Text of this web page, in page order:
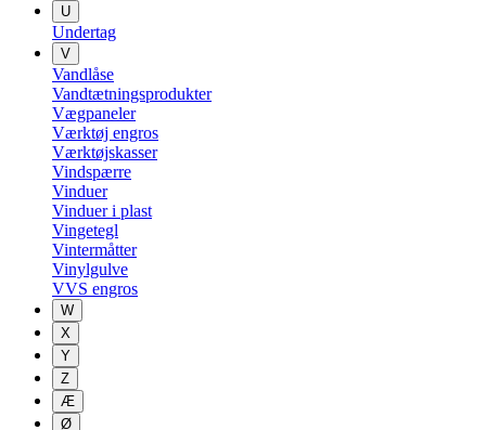
U
Undertag
V
Vandlåse
Vandtætningsprodukter
Vægpaneler
Værktøj engros
Værktøjskasser
Vindspærre
Vinduer
Vinduer i plast
Vingetegl
Vintermåtter
Vinylgulve
VVS engros
W
X
Y
Z
Æ
Ø